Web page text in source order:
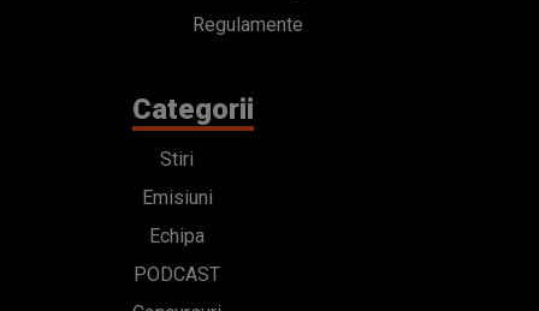
Regulamente
Categorii
Stiri
Emisiuni
Echipa
PODCAST